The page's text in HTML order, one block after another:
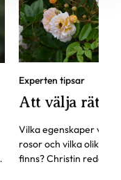
Experten tipsar
Att välja rätt
Vilka egenskaper vill
rosor och vilka olika
finns? Christin reder